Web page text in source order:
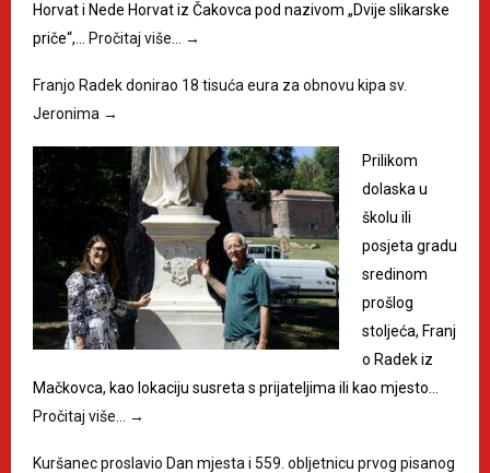
Horvat i Nede Horvat iz Čakovca pod nazivom „Dvije slikarske
priče“,…
Pročitaj više… →
Franjo Radek donirao 18 tisuća eura za obnovu kipa sv.
Jeronima →
Prilikom
dolaska u
školu ili
posjeta gradu
sredinom
prošlog
stoljeća, Franj
o Radek iz
Mačkovca, kao lokaciju susreta s prijateljima ili kao mjesto…
Pročitaj više…
→
Kuršanec proslavio Dan mjesta i 559. obljetnicu prvog pisanog